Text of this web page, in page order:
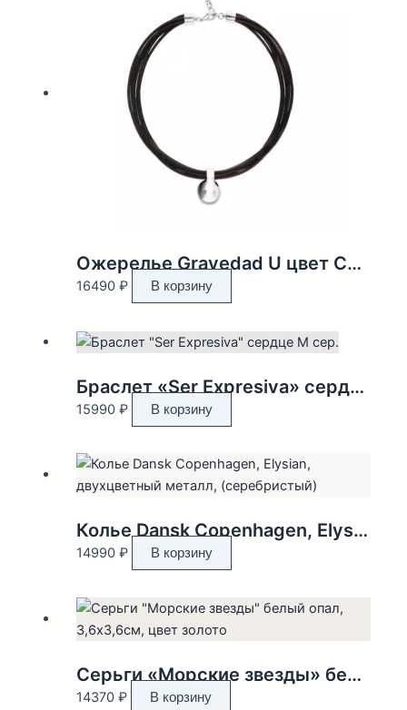
Ожерелье Gravedad U цвет Серебро
16490 ₽ В корзину
Браслет «Ser Expresiva» сердце M сер.
15990 ₽ В корзину
Колье Dansk Copenhagen, Elysian, двухцветный металл, (серебристый)
14990 ₽ В корзину
Серьги «Морские звезды» белый опал, 3,6х3,6см, цвет золото
14370 ₽ В корзину